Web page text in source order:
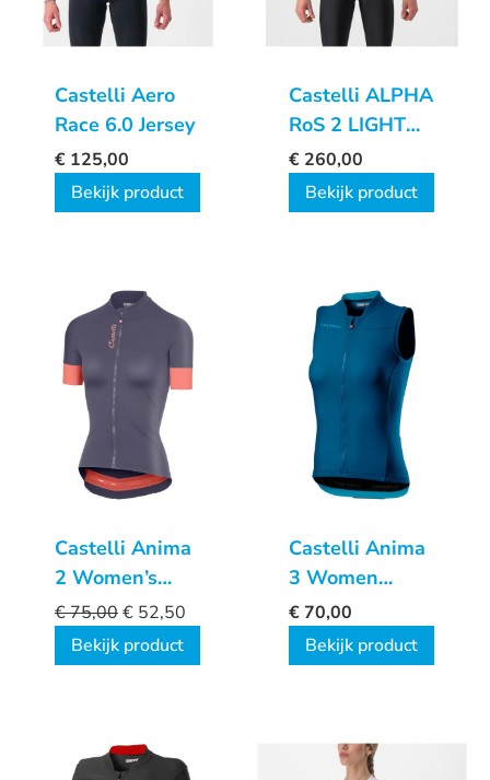
Castelli Aero
Race 6.0 Jersey
€ 125,00
Bekijk product
Castelli ALPHA
RoS 2 LIGHT
JACKET
€ 260,00
Bekijk product
Castelli Anima
2 Women’s
Jersey
€75,00€ 52,50
Bekijk product
Castelli Anima
3 Women
Sleeveless
€70,00
Bekijk product